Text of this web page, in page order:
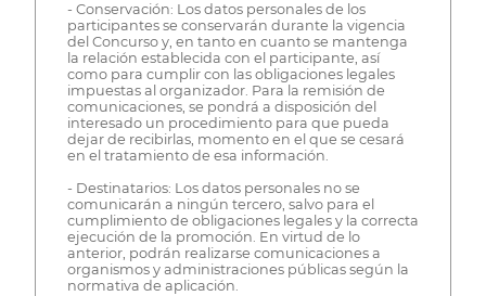
- Conservación: Los datos personales de los
participantes se conservarán durante la vigencia
del Concurso y, en tanto en cuanto se mantenga
la relación establecida con el participante, así
como para cumplir con las obligaciones legales
impuestas al organizador. Para la remisión de
comunicaciones, se pondrá a disposición del
interesado un procedimiento para que pueda
dejar de recibirlas, momento en el que se cesará
en el tratamiento de esa información.
- Destinatarios: Los datos personales no se
comunicarán a ningún tercero, salvo para el
cumplimiento de obligaciones legales y la correcta
ejecución de la promoción. En virtud de lo
anterior, podrán realizarse comunicaciones a
organismos y administraciones públicas según la
normativa de aplicación.